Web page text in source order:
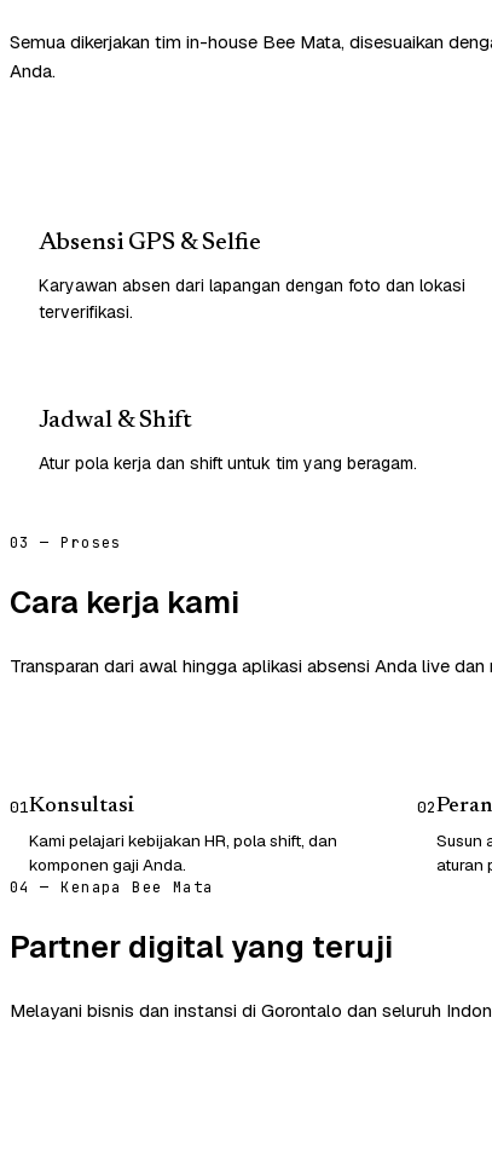
Semua dikerjakan tim in-house Bee Mata, disesuaikan
Anda.
Absensi GPS & Selfie
Karyawan absen dari lapangan dengan foto dan lokasi
terverifikasi.
Jadwal & Shift
Atur pola kerja dan shift untuk tim yang beragam.
03 — Proses
Cara kerja kami
Transparan dari awal hingga aplikasi absensi Anda live dan
01Konsultasi
Kami pelajari kebijakan HR, pola shift, dan
komponen gaji Anda.
02
Susun
aturan
04 — Kenapa Bee Mata
Partner digital yang teruji
Melayani bisnis dan instansi di Gorontalo dan seluruh